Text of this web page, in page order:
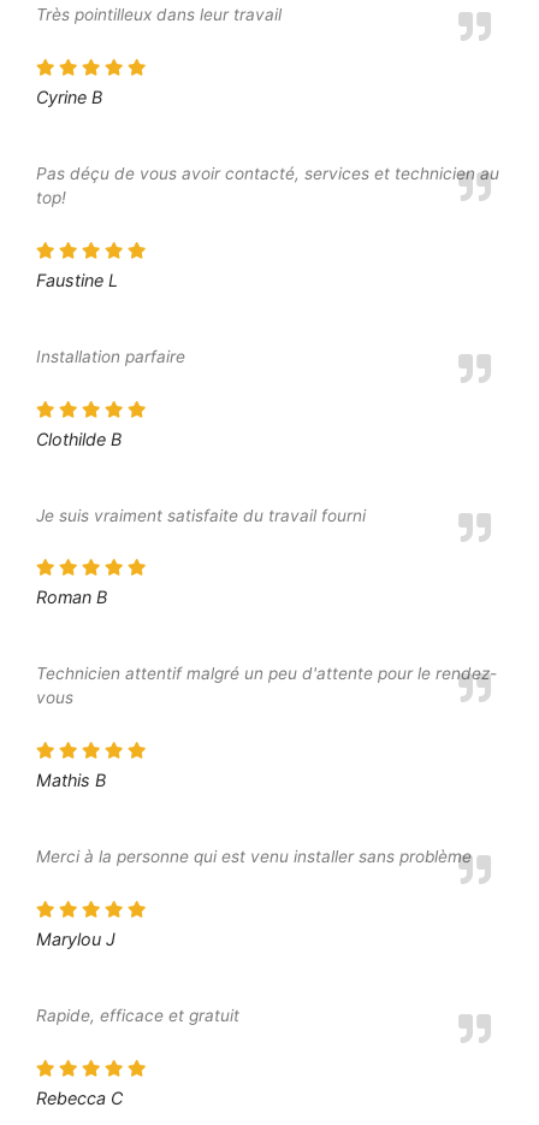
Très pointilleux dans leur travail
Cyrine B
Pas déçu de vous avoir contacté, services et technicien au
top!
Faustine L
Installation parfaire
Clothilde B
Je suis vraiment satisfaite du travail fourni
Roman B
Technicien attentif malgré un peu d'attente pour le rendez-
vous
Mathis B
Merci à la personne qui est venu installer sans problème
Marylou J
Rapide, efficace et gratuit
Rebecca C